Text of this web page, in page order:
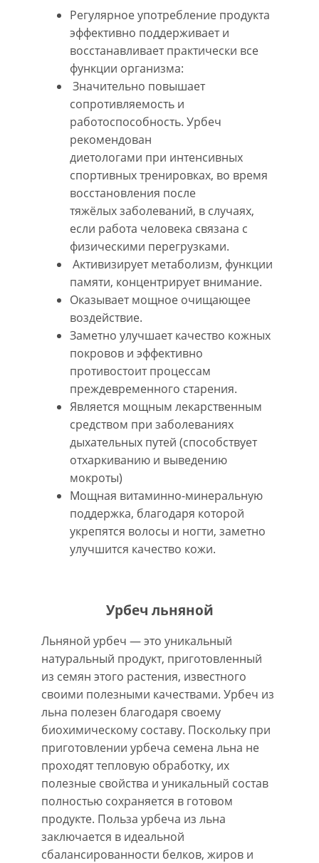
Регулярное употребление продукта
эффективно поддерживает и
восстанавливает практически все
функции организма:
Значительно повышает
сопротивляемость и
работоспособность. Урбеч
рекомендован
диетологами при интенсивных
спортивных тренировках, во время
восстановления после
тяжёлых заболеваний, в случаях,
если работа человека связана с
физическими перегрузками.
Активизирует метаболизм, функции
памяти, концентрирует внимание.
Оказывает мощное очищающее
воздействие.
Заметно улучшает качество кожных
покровов и эффективно
противостоит процессам
преждевременного старения.
Является мощным лекарственным
средством при заболеваниях
дыхательных путей (способствует
отхаркиванию и выведению
мокроты)
Мощная витаминно-минеральную
поддержка, благодаря которой
укрепятся волосы и ногти, заметно
улучшится качество кожи.
Урбеч льняной
Льняной урбеч — это уникальный
натуральный продукт, приготовленный
из семян этого растения, известного
своими полезными качествами. Урбеч из
льна полезен благодаря своему
биохимическому составу. Поскольку при
приготовлении урбеча семена льна не
проходят тепловую обработку, их
полезные свойства и уникальный состав
полностью сохраняется в готовом
продукте. Польза урбеча из льна
заключается в идеальной
сбалансированности белков, жиров и